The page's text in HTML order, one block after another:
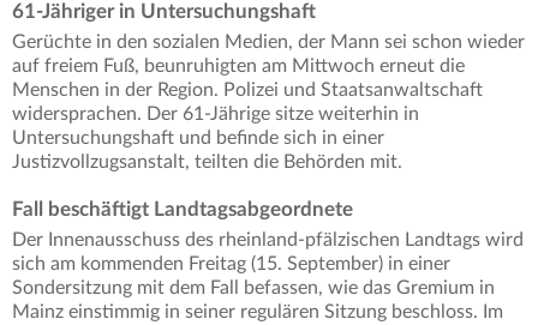
61-Jähriger in Untersuchungshaft
Gerüchte in den sozialen Medien, der Mann sei schon wieder
auf freiem Fuß, beunruhigten am Mittwoch erneut die
Menschen in der Region. Polizei und Staatsanwaltschaft
widersprachen. Der 61-Jährige sitze weiterhin in
Untersuchungshaft und befinde sich in einer
Justizvollzugsanstalt, teilten die Behörden mit.
Fall beschäftigt Landtagsabgeordnete
Der Innenausschuss des rheinland-pfälzischen Landtags wird
sich am kommenden Freitag (15. September) in einer
Sondersitzung mit dem Fall befassen, wie das Gremium in
Mainz einstimmig in seiner regulären Sitzung beschloss. Im